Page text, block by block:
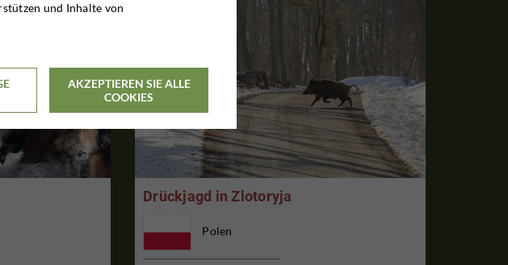
Drückjagd in Zlotoryja
Polen
und Inhalte von
AKZEPTIEREN SIE ALLE
COOKIES